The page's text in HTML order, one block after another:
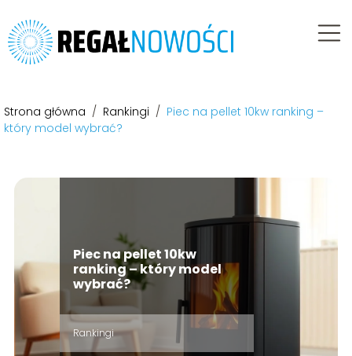
Strona główna / Rankingi / Piec na pellet 10kw ranking –
który model wybrać?
Piec na pellet 10kw
ranking – który model
wybrać?
Rankingi